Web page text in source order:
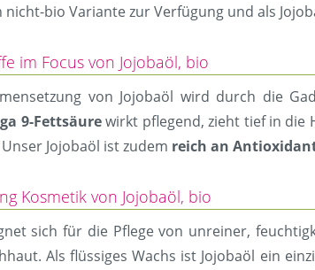
bio Variante zur Verfügung und als
im Focus von Jojobaöl, bio
von Jojobaöl wird durch die
9-Fettsäurewirkt pflegend, zieht tief in die
Jojobaöl ist zudem reich an
Kosmetik von Jojobaöl, bio
sich für die Pflege von unreiner,
Als flüssiges Wachs ist Jojobaöl ein